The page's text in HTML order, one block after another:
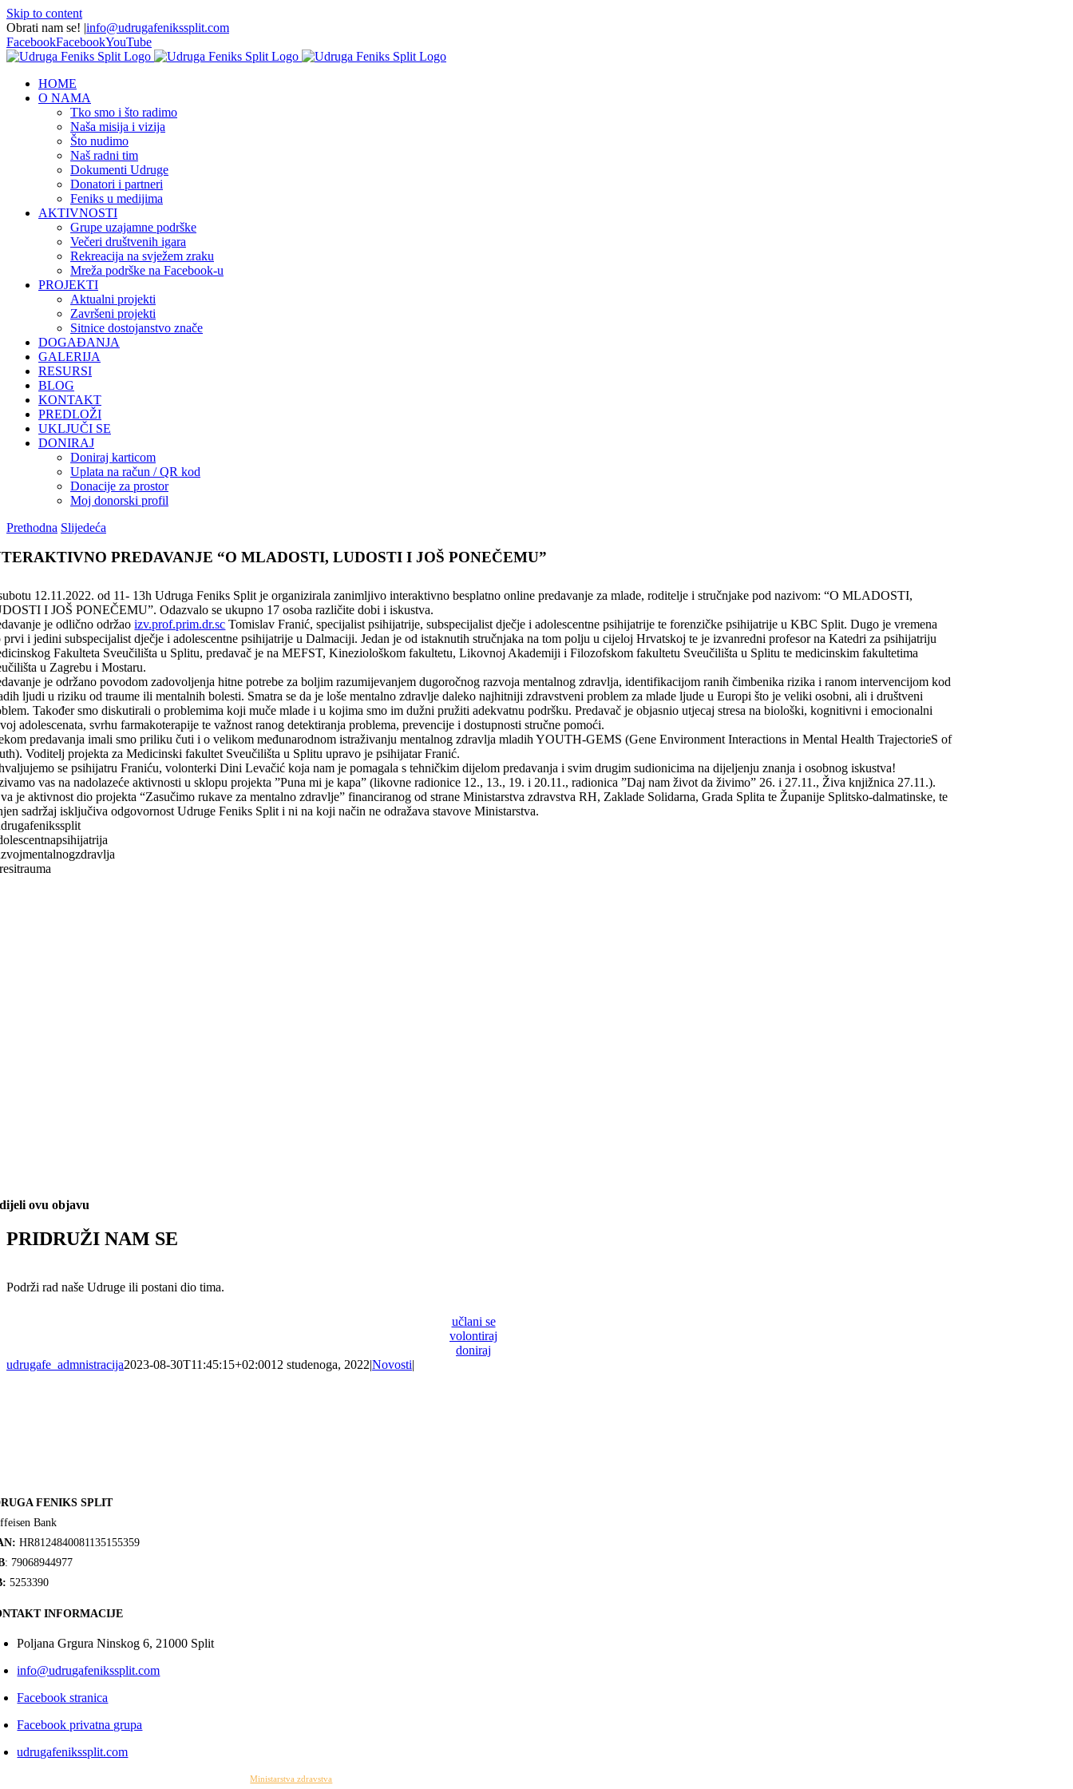
Skip to content
Obrati nam se! |info@udrugafenikssplit.com
FacebookFacebookYouTube
HOME
O NAMA
Tko smo i što radimo
Naša misija i vizija
Što nudimo
Naš radni tim
Dokumenti Udruge
Donatori i partneri
Feniks u medijima
AKTIVNOSTI
Grupe uzajamne podrške
Večeri društvenih igara
Rekreacija na svježem zraku
Mreža podrške na Facebook-u
PROJEKTI
Aktualni projekti
Završeni projekti
Sitnice dostojanstvo znače
DOGAĐANJA
GALERIJA
RESURSI
BLOG
KONTAKT
PREDLOŽI
UKLJUČI SE
DONIRAJ
Doniraj karticom
Uplata na račun / QR kod
Donacije za prostor
Moj donorski profil
Prethodna Slijedeća
PREDAVANJE “O MLADOSTI, LUDOSTI I JOŠ PONEČEMU”
12.11.2022. od 11- 13h Udruga Feniks Split je organizirala zanimljivo interaktivno besplatno online predavanje za mlade, roditelje i stručnjake pod nazivom: “O MLADOSTI,
I JOŠ PONEČEMU”. Odazvalo se ukupno 17 osoba različite dobi i iskustva.
je odlično održaoizv.prof.prim.dr.sc Tomislav Franić, specijalist psihijatrije, subspecijalist dječje i adolescentne psihijatrije te forenzičke psihijatrije u KBC Split. Dugo je vremena
prvi i jedini subspecijalist dječje i adolescentne psihijatrije u Dalmaciji. Jedan je od istaknutih stručnjaka na tom polju u cijeloj Hrvatskoj te je izvanredni profesor na Katedri za psihijatriju
Fakulteta Sveučilišta u Splitu, predavač je na MEFST, Kineziološkom fakultetu, Likovnoj Akademiji i Filozofskom fakultetu Sveučilišta u Splitu te medicinskim fakultetima
u Zagrebu i Mostaru.
je održano povodom zadovoljenja hitne potrebe za boljim razumijevanjem dugoročnog razvoja mentalnog zdravlja, identifikacijom ranih čimbenika rizika i ranom intervencijom kod
ljudi u riziku od traume ili mentalnih bolesti. Smatra se da je loše mentalno zdravlje daleko najhitniji zdravstveni problem za mlade ljude u Europi što je veliki osobni, ali i društveni
Također smo diskutirali o problemima koji muče mlade i u kojima smo im dužni pružiti adekvatnu podršku. Predavač je objasnio utjecaj stresa na biološki, kognitivni i emocionalni
adolescenata, svrhu farmakoterapije te važnost ranog detektiranja problema, prevencije i dostupnosti stručne pomoći.
predavanja imali smo priliku čuti i o velikom međunarodnom istraživanju mentalnog zdravlja mladih YOUTH-GEMS (Gene Environment Interactions in Mental Health TrajectorieS of
Voditelj projekta za Medicinski fakultet Sveučilišta u Splitu upravo je psihijatar Franić.
se psihijatru Franiću, volonterki Dini Levačić koja nam je pomagala s tehničkim dijelom predavanja i svim drugim sudionicima na dijeljenju znanja i osobnog iskustva!
vas na nadolazeće aktivnosti u sklopu projekta ”Puna mi je kapa” (likovne radionice 12., 13., 19. i 20.11., radionica ”Daj nam život da živimo” 26. i 27.11., Živa knjižnica 27.11.).
je aktivnost dio projekta “Zasučimo rukave za mentalno zdravlje” financiranog od strane Ministarstva zdravstva RH, Zaklade Solidarna, Grada Splita te Županije Splitsko-dalmatinske, te
sadržaj isključiva odgovornost Udruge Feniks Split i ni na koji način ne odražava stavove Ministarstva.
ovu objavu
PRIDRUŽI NAM SE
Podrži rad naše Udruge ili postani dio tima.
učlani se
volontiraj
doniraj
udrugafe_admnistracija2023-08-30T11:45:15+02:0012 studenoga, 2022|Novosti|
FENIKS SPLIT
Bank
HR8124840081135155359
: 79068944977
5253390
INFORMACIJE
Poljana Grgura Ninskog 6, 21000 Split
info@udrugafenikssplit.com
Facebook stranica
Facebook privatna grupa
udrugafenikssplit.com
Izrada web stranice financirana je sredstvimaMinistarstva zdravstva